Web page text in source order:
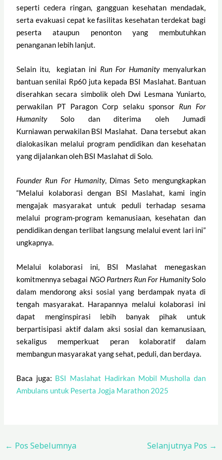
seperti cedera ringan, gangguan kesehatan mendadak,
serta evakuasi cepat ke fasilitas kesehatan terdekat bagi
peserta ataupun penonton yang membutuhkan
penanganan lebih lanjut.
Selain itu, kegiatan ini Run For Humanity menyalurkan
bantuan senilai Rp60 juta kepada BSI Maslahat. Bantuan
diserahkan secara simbolik oleh Dwi Lesmana Yuniarto,
perwakilan PT Paragon Corp selaku sponsor Run For
HumanitySolo dan diterima oleh Jumadi
Kurniawan perwakilan BSI Maslahat. Dana tersebut akan
dialokasikan melalui program pendidikan dan kesehatan
yang dijalankan oleh BSI Maslahat di Solo.
Founder Run For Humanity, Dimas Seto mengungkapkan
“Melalui kolaborasi dengan BSI Maslahat, kami ingin
mengajak masyarakat untuk peduli terhadap sesama
melalui program-program kemanusiaan, kesehatan dan
pendidikan dengan terlibat langsung melalui event lari ini”
ungkapnya.
Melalui kolaborasi ini, BSI Maslahat menegaskan
komitmennya sebagai NGO Partners Run For HumanitySolo
dalam mendorong aksi sosial yang berdampak nyata di
tengah masyarakat. Harapannya melalui kolaborasi ini
dapat menginspirasi lebih banyak pihak untuk
berpartisipasi aktif dalam aksi sosial dan kemanusiaan,
sekaligus memperkuat peran kolaboratif dalam
membangun masyarakat yang sehat, peduli, dan berdaya.
Baca juga: BSI Maslahat Hadirkan Mobil Musholla dan
Ambulans untuk Peserta Jogja Marathon 2025
← Pos Sebelumnya Selanjutnya Pos →